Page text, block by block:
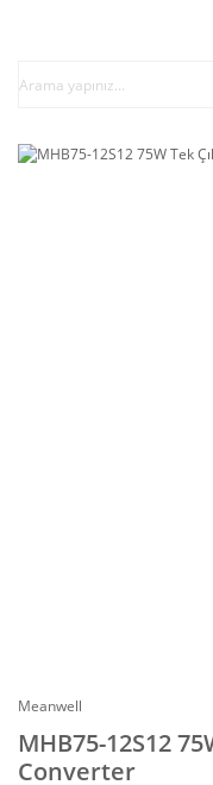
Meanwell
MHB75-12S12
Converter